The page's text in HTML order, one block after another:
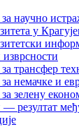
научно
у
трансфер
немачке и
зелену
резултат